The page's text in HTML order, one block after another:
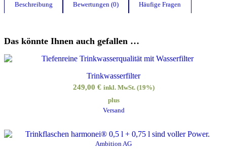
Beschreibung Bewertungen (0) Häufige Fragen
Das könnte Ihnen auch gefallen …
Trinkwasserfilter
249,00 € inkl. MwSt. (19%)
plus
Versand
Ambition AG